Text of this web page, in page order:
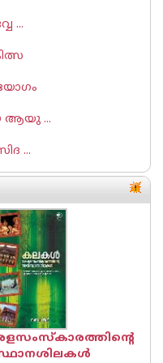
...
ആയു ...
...